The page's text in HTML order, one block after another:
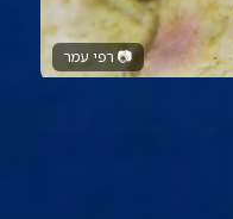
📷 רפי עמר